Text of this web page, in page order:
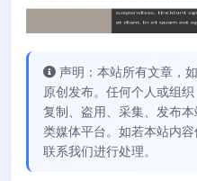
声明：本站所有文章，
原创发布。任何个人或组
复制、盗用、采集、发布
类媒体平台。如若本站内
联系我们进行处理。